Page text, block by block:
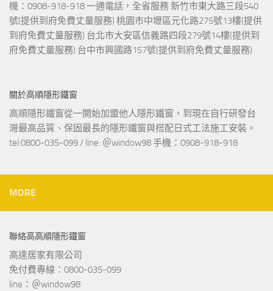
機：0908-918-918 一通電話，全省服務 新竹市東大路三段540
號(提供到府免費丈量服務) 桃園市中壢區元化路275號13樓(提供
到府免費丈量服務) 台北市大安區信義路四段279號14樓(提供到
府免費丈量服務) 台中市興國路157號(提供到府免費丈量服務)
關於高順隱形鐵窗
高順隱形鐵窗從一開始加盟他人隱形鐵窗，到現在自行研發台
灣最高品質、保固最長的隱形鐵窗與搭配日式工法施工安裝。
tel:0800-035-099 / line: ＠window98 手機：0908-918-918
MORE
聯絡高高順隱形鐵窗
高達居家有限公司
免付費專線：0800-035-099
line：＠window98